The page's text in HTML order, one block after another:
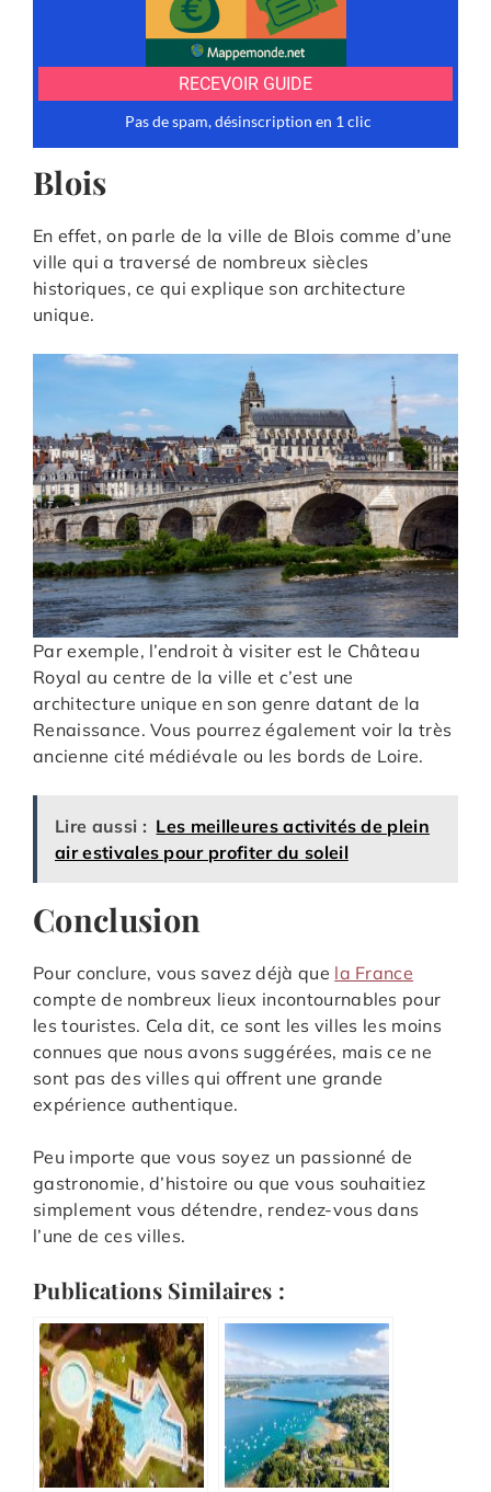
Blois
En effet, on parle de la ville de Blois comme d’une
ville qui a traversé de nombreux siècles
historiques, ce qui explique son architecture
unique.
Par exemple, l’endroit à visiter est le Château
Royal au centre de la ville et c’est une
architecture unique en son genre datant de la
Renaissance. Vous pourrez également voir la très
ancienne cité médiévale ou les bords de Loire.
Lire aussi : Les meilleures activités de plein
air estivales pour profiter du soleil
Conclusion
Pour conclure, vous savez déjà que la France
compte de nombreux lieux incontournables pour
les touristes. Cela dit, ce sont les villes les moins
connues que nous avons suggérées, mais ce ne
sont pas des villes qui offrent une grande
expérience authentique.
Peu importe que vous soyez un passionné de
gastronomie, d’histoire ou que vous souhaitiez
simplement vous détendre, rendez-vous dans
l’une de ces villes.
Publications Similaires :